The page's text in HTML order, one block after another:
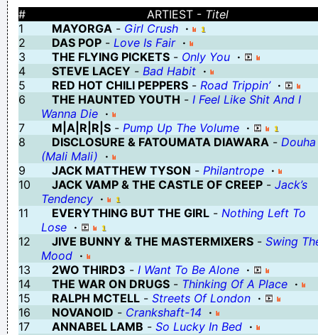
oefening baart kunst en als je genoeg oefent baar je vanzelf
Het spijt me, maar je vrouw vond het ok.
Een ding is zeker , een olifant schijt meer dan een apotheker
beter achter het hek dan in de sloot
click click click click click click click click click click click click click
click dick click click click click click click click click click click
er is een tijd van komen en een tijd van slaan
Uw bericht hier?
de wereldkampioenschappen ´zomaar wat staan´ worden
geannuleerd wegens te weinig zitplaatsen
Verknoei je tijd op een nuttige manier!
#
ARTIEST - Titel
1
MAYORGA - Girl Crush ·
2
DAS POP - Love Is Fair ·
3
THE FLYING PICKETS - Only You ·
4
STEVE LACEY - Bad Habit ·
5
RED HOT CHILI PEPPERS - Road Trippin’ ·
6
THE HAUNTED YOUTH - I Feel Like Shit And I
Wanna Die ·
7
M|A|R|R|S - Pump Up The Volume ·
8
DISCLOSURE & FATOUMATA DIAWARA - Douha
(Mali Mali) ·
9
JACK MATTHEW TYSON - Philantrope ·
10
JACK VAMP & THE CASTLE OF CREEP - Jack’s
Tendency ·
11
EVERYTHING BUT THE GIRL - Nothing Left To
Lose ·
12
JIVE BUNNY & THE MASTERMIXERS - Swing
Mood ·
13
2WO THIRD3 - I Want To Be Alone ·
14
THE WAR ON DRUGS - Thinking Of A Place ·
15
RALPH MCTELL - Streets Of London ·
16
NOVANOID - Crankshaft-14 ·
17
ANNABEL LAMB - So Lucky In Bed ·